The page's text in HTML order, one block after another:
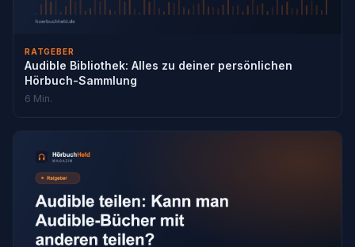
RATGEBER
Audible Bibliothek: Alles zu deiner persönlichen
Hörbuch-Sammlung
6 Min.